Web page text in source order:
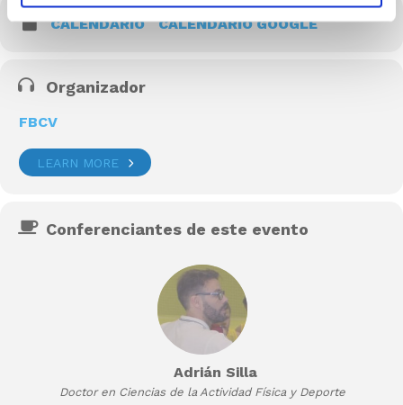
CALENDARIO CALENDARIO GOOGLE
Organizador
FBCV
LEARN MORE
Conferenciantes de este evento
Adrián Silla
Doctor en Ciencias de la Actividad Física y Deporte